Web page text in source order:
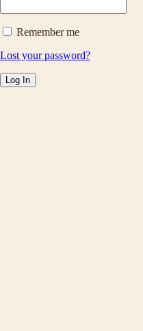
Remember me
Lost your password?